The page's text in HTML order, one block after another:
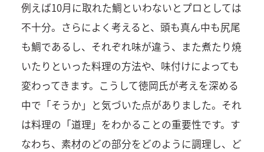
例えば10月に取れた鯛といわないとプロとしては
不十分。さらによく考えると、頭も真ん中も尻尾
も鯛であるし、それぞれ味が違う、また煮たり焼
いたりといった料理の方法や、味付けによっても
変わってきます。こうして徳岡氏が考えを深める
中で「そうか」と気づいた点がありました。それ
は料理の「道理」をわかることの重要性です。す
なわち、素材のどの部分をどのように調理し、ど